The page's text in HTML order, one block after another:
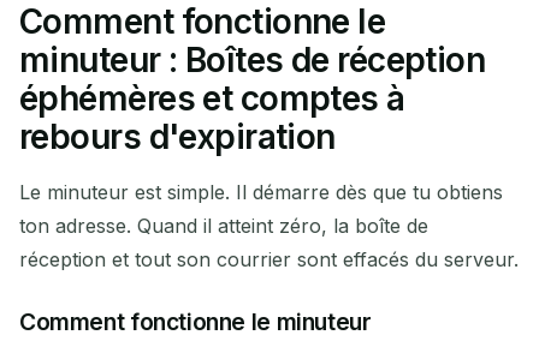
Comment fonctionne le
minuteur : Boîtes de réception
éphémères et comptes à
rebours d'expiration
Le minuteur est simple. Il démarre dès que tu obtiens
ton adresse. Quand il atteint zéro, la boîte de
réception et tout son courrier sont effacés du serveur.
Comment fonctionne le minuteur